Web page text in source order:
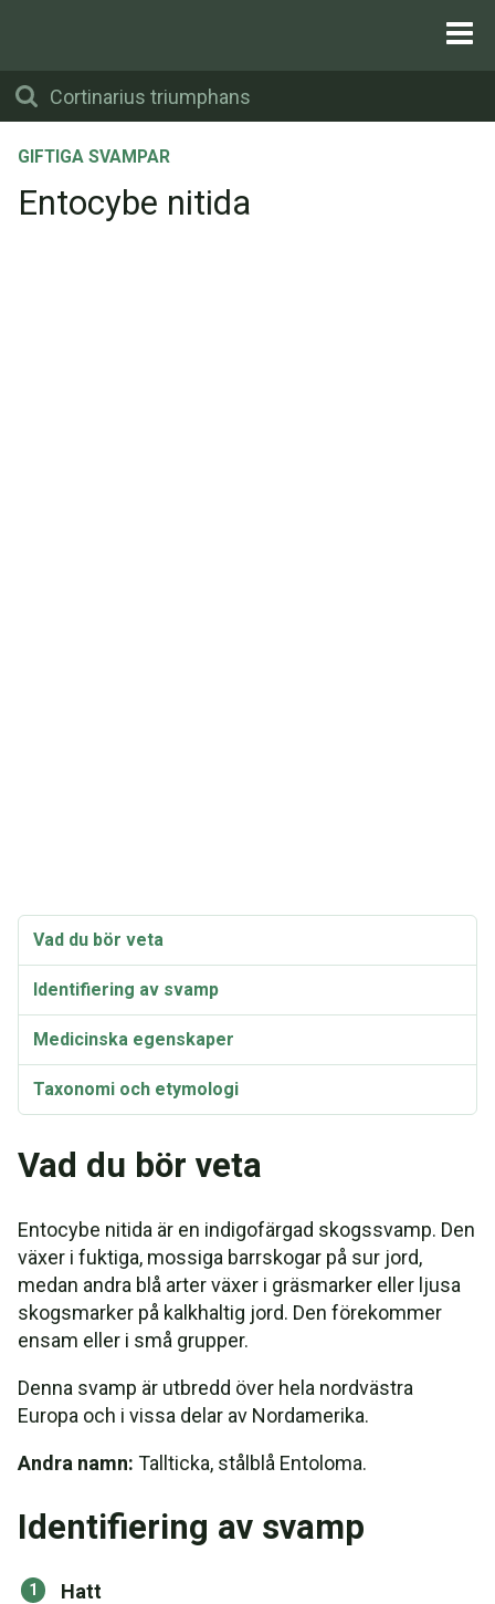
GIFTIGA SVAMPAR
Entocybe nitida
Vad du bör veta
Identifiering av svamp
Medicinska egenskaper
Taxonomi och etymologi
Vad du bör veta
Entocybe nitida är en indigofärgad skogssvamp. Den
växer i fuktiga, mossiga barrskogar på sur jord,
medan andra blå arter växer i gräsmarker eller ljusa
skogsmarker på kalkhaltig jord. Den förekommer
ensam eller i små grupper.
Denna svamp är utbredd över hela nordvästra
Europa och i vissa delar av Nordamerika.
Andra namn: Tallticka, stålblå Entoloma.
Identifiering av svamp
Hatt